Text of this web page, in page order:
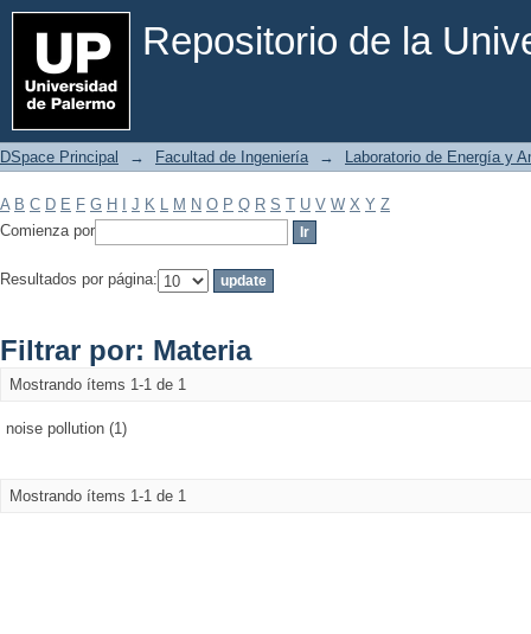
Repositorio de la
Filtrar por: Materia
DSpace Principal → Facultad de Ingeniería → Laboratorio de Energía y
A B C D E F G H J K L M N O P Q R S T U V W X Y Z
Comienza por
Resultados por página:
Filtrar por: Materia
Mostrando ítems 1-1 de 1
noise pollution (1)
Mostrando ítems 1-1 de 1